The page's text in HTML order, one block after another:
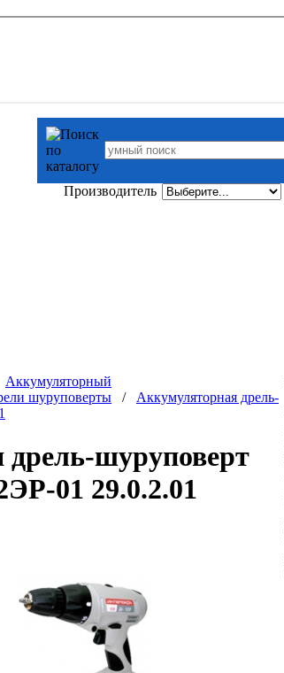
Производитель
Аккумуляторный
шуруповерты / Аккумуляторная дрель-
шуруповерт
01 29.0.2.01